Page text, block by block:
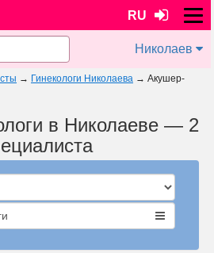
RU
Николаев
→ Гинекологи Николаева → Акушер-
в Николаеве — 2